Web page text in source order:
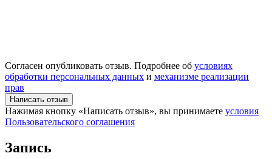
Согласен опубликовать отзыв. Подробнее об условиях
обработки персональных данных и механизме реализации
прав
Написать отзыв
Нажимая кнопку «Написать отзыв», вы принимаете условия
Пользовательского соглашения
Запись